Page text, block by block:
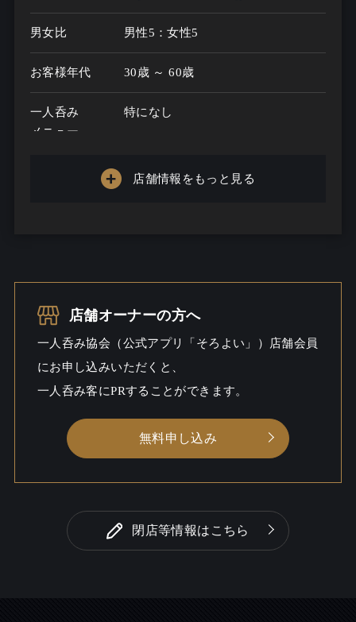
男女比 男性5：女性5
お客様年代 30歳 ～ 60歳
一人呑み
メニュー
特になし
50
一人呑み
しっとり
店舗情報をもっと見る
店舗オーナーの方へ
一人呑み協会（公式アプリ「そろよい」）店舗会員
にお申し込みいただくと、
一人呑み客にPRすることができます。
無料申し込み
閉店等情報はこちら